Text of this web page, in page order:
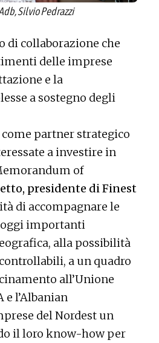
Silvio Pedrazzi
di collaborazione che
delle imprese
e la
a sostegno degli
partner strategico
a investire in
of
presidente di Finest
di accompagnare le
oggi importanti
alla possibilità
a un quadro
all’Unione
e l’Albanian
del Nordest un
il loro know-how per